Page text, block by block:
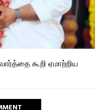
கூறி ஏமாற்றிய